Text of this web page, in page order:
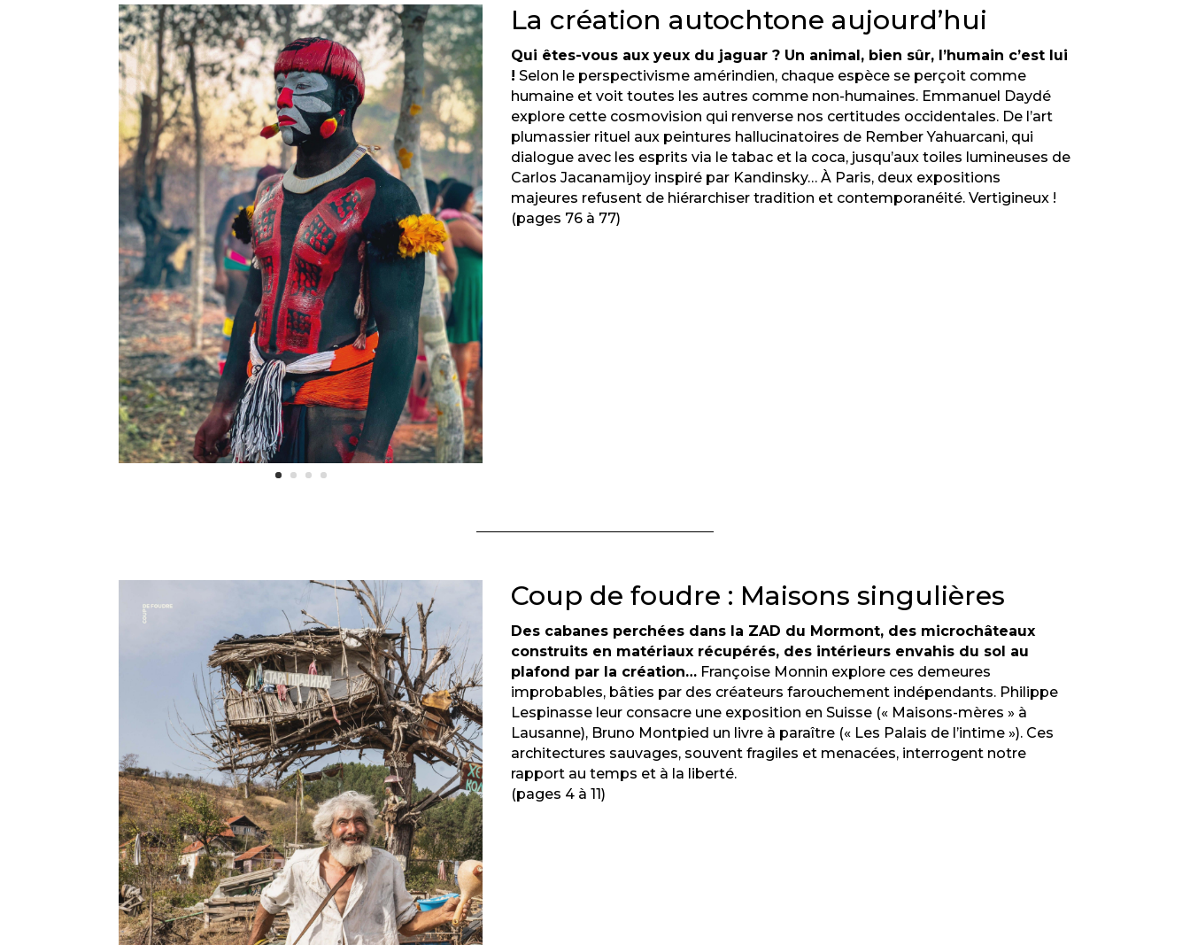
La création autochtone aujourd’hui
Qui êtes-vous aux yeux du jaguar ? Un animal, bien sûr, l’humain c’est lui
! Selon le perspectivisme amérindien, chaque espèce se perçoit comme
humaine et voit toutes les autres comme non-humaines. Emmanuel Daydé
explore cette cosmovision qui renverse nos certitudes occidentales. De l’art
plumassier rituel aux peintures hallucinatoires de Rember Yahuarcani, qui
dialogue avec les esprits via le tabac et la coca, jusqu’aux toiles lumineuses de
Carlos Jacanamijoy inspiré par Kandinsky… À Paris, deux expositions
majeures refusent de hiérarchiser tradition et contemporanéité. Vertigineux !
(pages 76 à 77)
Coup de foudre : Maisons singulières
Des cabanes perchées dans la ZAD du Mormont, des microchâteaux
construits en matériaux récupérés, des intérieurs envahis du sol au
plafond par la création… Françoise Monnin explore ces demeures
improbables, bâties par des créateurs farouchement indépendants. Philippe
Lespinasse leur consacre une exposition en Suisse (« Maisons-mères » à
Lausanne), Bruno Montpied un livre à paraître (« Les Palais de l’intime »). Ces
architectures sauvages, souvent fragiles et menacées, interrogent notre
rapport au temps et à la liberté.
(pages 4 à 11)